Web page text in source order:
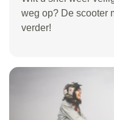
weg op? De scooter
verder!